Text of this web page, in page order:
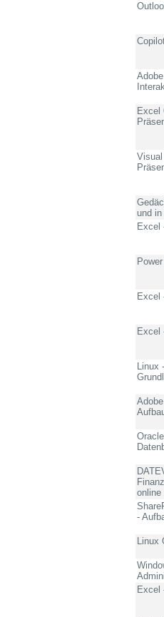
Excel
und
Excel
Excel
Excel
Linux
online
-
Linux
Excel